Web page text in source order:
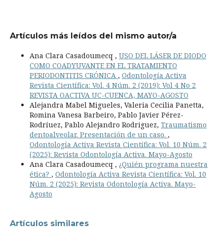
Artículos más leídos del mismo autor/a
Ana Clara Casadoumecq , USO DEL LÁSER DE DIODO
COMO COADYUVANTE EN EL TRATAMIENTO
PERIODONTITIS CRÓNICA , Odontología Activa
Revista Científica: Vol. 4 Núm. 2 (2019): Vol 4 No 2
REVISTA OACTIVA UC-CUENCA, MAYO-AGOSTO
Alejandra Mabel Migueles, Valeria Cecilia Panetta,
Romina Vanesa Barbeiro, Pablo Javier Pérez-
Rodríuez, Pablo Alejandro Rodriguez, Traumatismo
dentoalveolar. Presentación de un caso. ,
Odontología Activa Revista Científica: Vol. 10 Núm. 2
(2025): Revista Odontología Activa. Mayo-Agosto
Ana Clara Casadoumecq , ¿Quién programa nuestra
ética? , Odontología Activa Revista Científica: Vol. 10
Núm. 2 (2025): Revista Odontología Activa. Mayo-
Agosto
Artículos similares